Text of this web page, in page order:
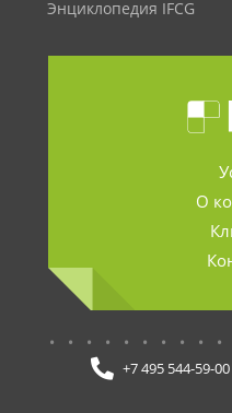
Энциклопедия IFCG
О
+7 495 544-59-00